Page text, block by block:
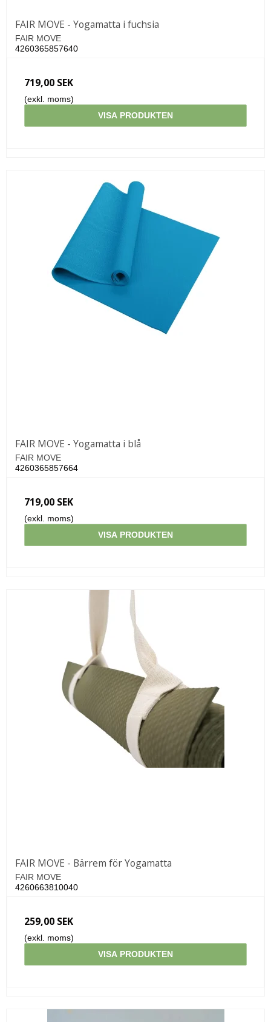
FAIR MOVE - Yogamatta i fuchsia
FAIR MOVE
4260365857640
719,00 SEK
(exkl. moms)
VISA PRODUKTEN
FAIR MOVE - Yogamatta i blå
FAIR MOVE
4260365857664
719,00 SEK
(exkl. moms)
VISA PRODUKTEN
FAIR MOVE - Bärrem för Yogamatta
FAIR MOVE
4260663810040
259,00 SEK
(exkl. moms)
VISA PRODUKTEN